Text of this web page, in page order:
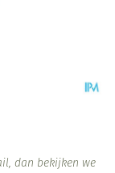
dan bekijken we